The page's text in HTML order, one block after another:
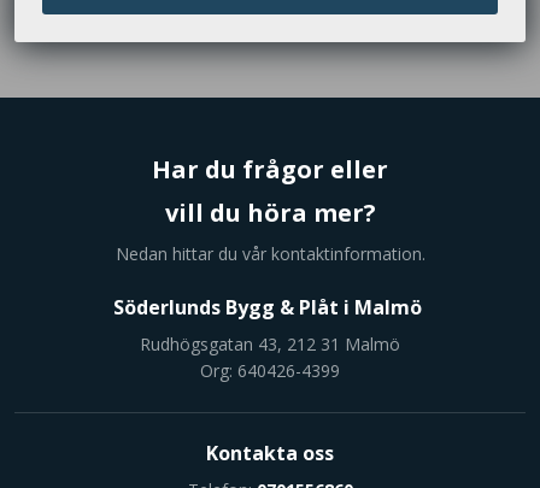
Har du frågor eller
vill du höra mer?
Nedan hittar du vår kontaktinformation.
Söderlunds Bygg & Plåt i Malmö
Rudhögsgatan 43, 212 31 Malmö
Org: 640426-4399
Kontakta oss